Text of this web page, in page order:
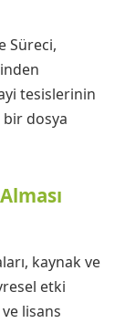
Süreci,
tesislerinin
dosya
kaynak ve
etki
lisans